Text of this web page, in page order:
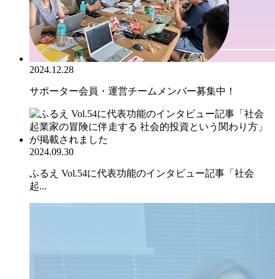
2024.12.28
サポーター会員・運営チームメンバー募集中！
2024.09.30
ふるえ Vol.54に代表功能のインタビュー記事「社会
起...